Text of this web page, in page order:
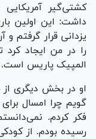
کشتی‌گیر آمریکایی
داشت: این اولین
یزدانی قرار گرفتم و
را در من ایجاد
المپیک پاریس است.
او در بخش دیگری
گویم چرا امسال
فکر کردم.
رسیده بودم. از